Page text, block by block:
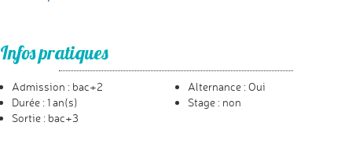
Infos pratiques
Admission : bac+2
Durée : 1 an(s)
Sortie : bac+3
Alternance : Oui
Stage : non